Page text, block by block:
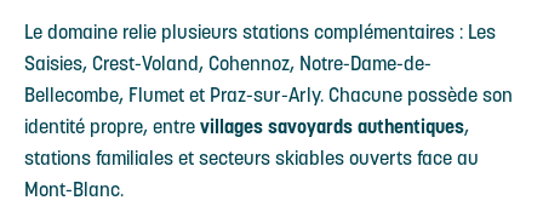
Le domaine relie plusieurs stations complémentaires : Les
Saisies, Crest-Voland, Cohennoz, Notre-Dame-de-
Bellecombe, Flumet et Praz-sur-Arly. Chacune possède son
identité propre, entre villages savoyards authentiques,
stations familiales et secteurs skiables ouverts face au
Mont-Blanc.